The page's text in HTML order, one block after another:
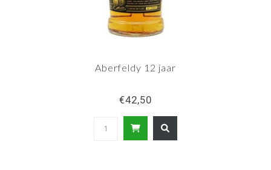
Aberfeldy 12 jaar
€42,50